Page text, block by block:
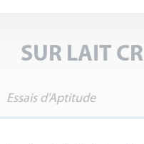
SUR LAIT
Essais d'Aptitude